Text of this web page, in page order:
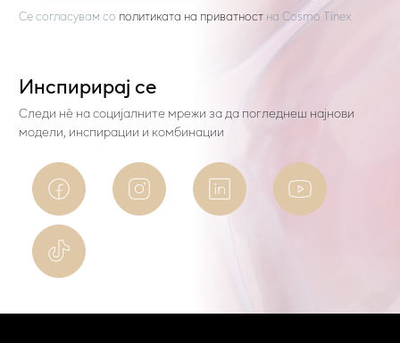
Се согласувам со политиката на приватност на Cosmo Tinex
Инспирирај се
Следи нѐ на социјалните мрежи за да погледнеш најнови
модели, инспирации и комбинации